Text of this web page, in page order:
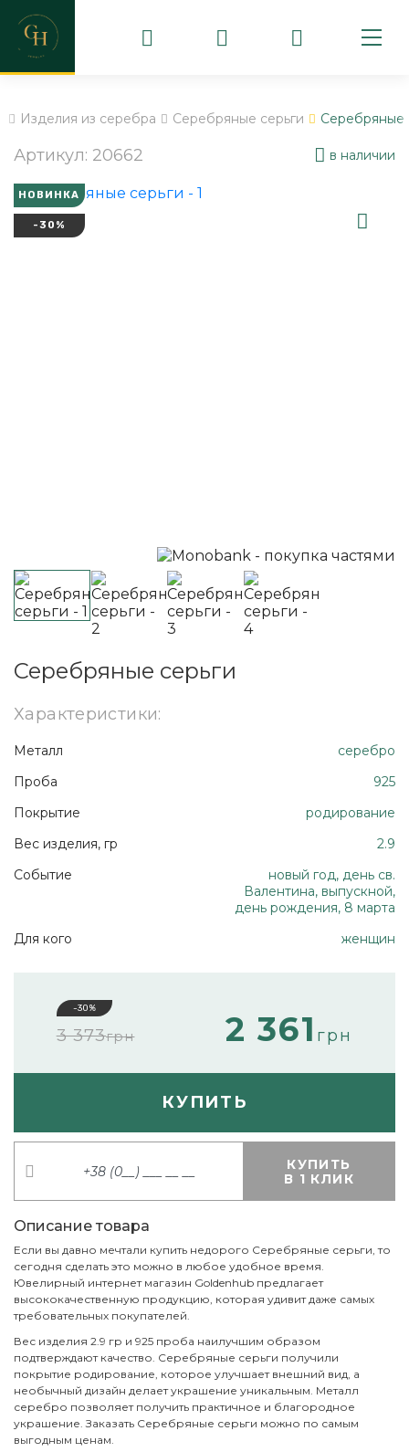
Изделия из серебра Серебряные серьги Серебряные
Серебряные серьги
НОВИНКА
-30%
Артикул: 20662 в наличии
Характеристики:
Металл
серебро
Проба
925
Покрытие
родирование
Вес изделия, гр
2.9
Событие
новый год, день св.
Валентина, выпускной,
день рождения, 8 марта
Для кого
женщин
-30%
3 373грн 2 361 грн
КУПИТЬ
КУПИТЬ
В 1 КЛИК
Описание товара
Если вы давно мечтали купить недорого Серебряные серьги, то
сегодня сделать это можно в любое удобное время.
Ювелирный интернет магазин Goldenhub предлагает
высококачественную продукцию, которая удивит даже самых
требовательных покупателей.
Вес изделия 2.9 гр и 925 проба наилучшим образом
подтверждают качество. Серебряные серьги получили
покрытие родирование, которое улучшает внешний вид, а
необычный дизайн делает украшение уникальным. Металл
серебро позволяет получить практичное и благородное
украшение. Заказать Серебряные серьги можно по самым
выгодным ценам.